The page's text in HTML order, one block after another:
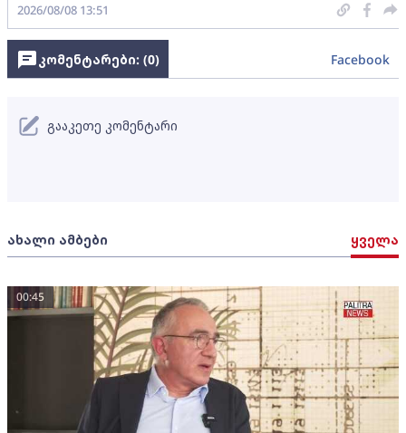
2026/08/08 13:51
ახალი ამბები ყველა
00:45
კომენტარები: (0) Facebook
გააკეთე კომენტარი